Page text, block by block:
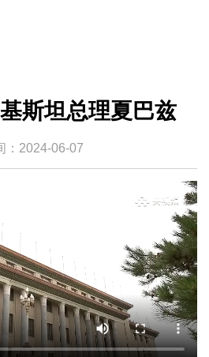
斯坦总理夏巴兹
2024-06-07